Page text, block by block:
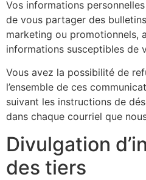
Vos informations
de vous partager des
marketing ou promotionnels,
informations susceptibles de
Vous avez la possibilité de
l’ensemble de ces
suivant les instructions de
dans chaque courriel que
Divulgation
des tiers